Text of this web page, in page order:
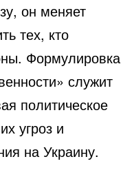
он меняет
тех, кто
Формулировка
служит
политическое
угроз и
на Украину.